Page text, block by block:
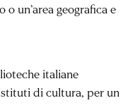
un’area geografica e
italiane
di cultura, per un